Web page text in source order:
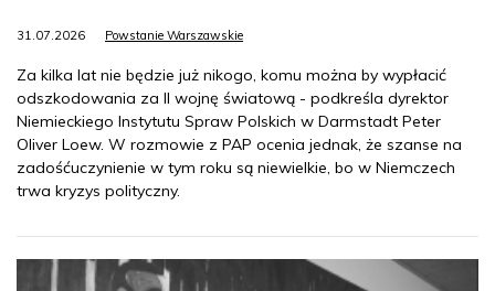
31.07.2026 Powstanie Warszawskie
Za kilka lat nie będzie już nikogo, komu można by wypłacić
odszkodowania za II wojnę światową - podkreśla dyrektor
Niemieckiego Instytutu Spraw Polskich w Darmstadt Peter
Oliver Loew. W rozmowie z PAP ocenia jednak, że szanse na
zadośćuczynienie w tym roku są niewielkie, bo w Niemczech
trwa kryzys polityczny.